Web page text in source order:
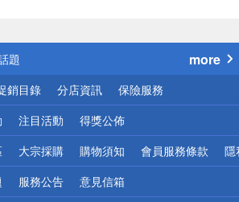
題
惠
區配送
頁！請小心！
more
銷目錄 分店資訊 保險服務
注目活動 得獎公佈
大宗採購 購物須知 會員服務條款 隱
服務公告 意見信箱